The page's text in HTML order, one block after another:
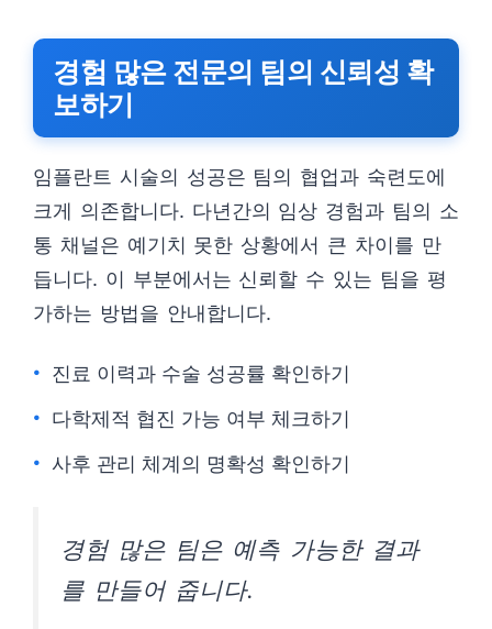
경험 많은 전문의 팀의 신뢰성 확
보하기
임플란트 시술의 성공은 팀의 협업과 숙련도에
크게 의존합니다. 다년간의 임상 경험과 팀의 소
통 채널은 예기치 못한 상황에서 큰 차이를 만
듭니다. 이 부분에서는 신뢰할 수 있는 팀을 평
가하는 방법을 안내합니다.
진료 이력과 수술 성공률 확인하기
다학제적 협진 가능 여부 체크하기
사후 관리 체계의 명확성 확인하기
경험 많은 팀은 예측 가능한 결과
를 만들어 줍니다.